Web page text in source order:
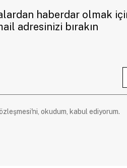
haberdar olmak
adresinizi bırakın
okudum, kabul ediyorum.